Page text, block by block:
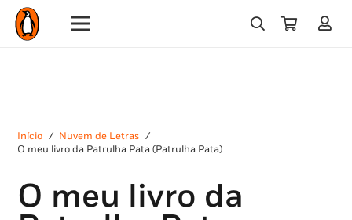
Início / Nuvem de Letras /
O meu livro da Patrulha Pata (Patrulha Pata)
O meu livro da